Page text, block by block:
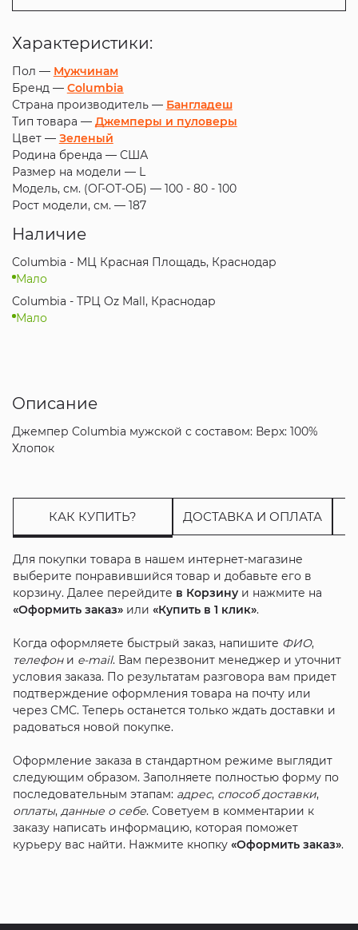
Характеристики:
Пол — Мужчинам
Бренд — Columbia
Страна производитель — Бангладеш
Тип товара — Джемперы и пуловеры
Цвет — Зеленый
Родина бренда — США
Размер на модели — L
Модель, см. (ОГ-ОТ-ОБ) — 100 - 80 - 100
Рост модели, см. — 187
Наличие
Columbia - МЦ Красная Площадь, Краснодар
Мало
Columbia - ТРЦ Oz Mall, Краснодар
Мало
Описание
Джемпер Columbia мужской с составом: Верх: 100%
Хлопок
КАК КУПИТЬ? ДОСТАВКА И ОПЛАТА
Для покупки товара в нашем интернет-магазине
выберите понравившийся товар и добавьте его в
корзину. Далее перейдите в Корзинуи нажмите на
«Оформить заказ»или «Купить в 1 клик».
Когда оформляете быстрый заказ, напишите ФИО,
телефони e-mail. Вам перезвонит менеджер и уточнит
условия заказа. По результатам разговора вам придет
подтверждение оформления товара на почту или
через СМС. Теперь останется только ждать доставки и
радоваться новой покупке.
Оформление заказа в стандартном режиме выглядит
следующим образом. Заполняете полностью форму по
последовательным этапам: адрес, способ доставки,
оплаты, данные о себе. Советуем в комментарии к
заказу написать информацию, которая поможет
курьеру вас найти. Нажмите кнопку «Оформить заказ».